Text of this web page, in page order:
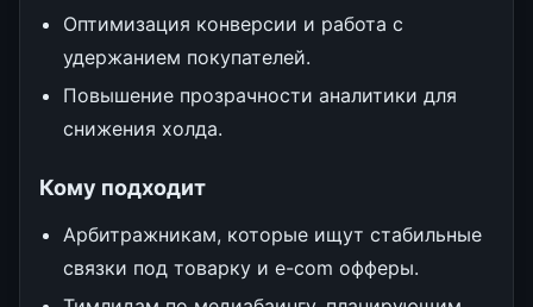
Оптимизация конверсии и работа с
удержанием покупателей.
Повышение прозрачности аналитики для
снижения холда.
Кому подходит
Арбитражникам, которые ищут стабильные
связки под товарку и e-com офферы.